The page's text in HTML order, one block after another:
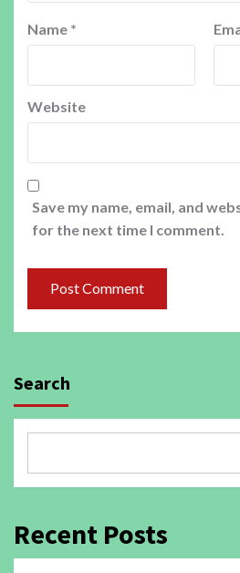
Name *
Website
Save my name, email, and
for the next time I comment.
Search
Recent Posts